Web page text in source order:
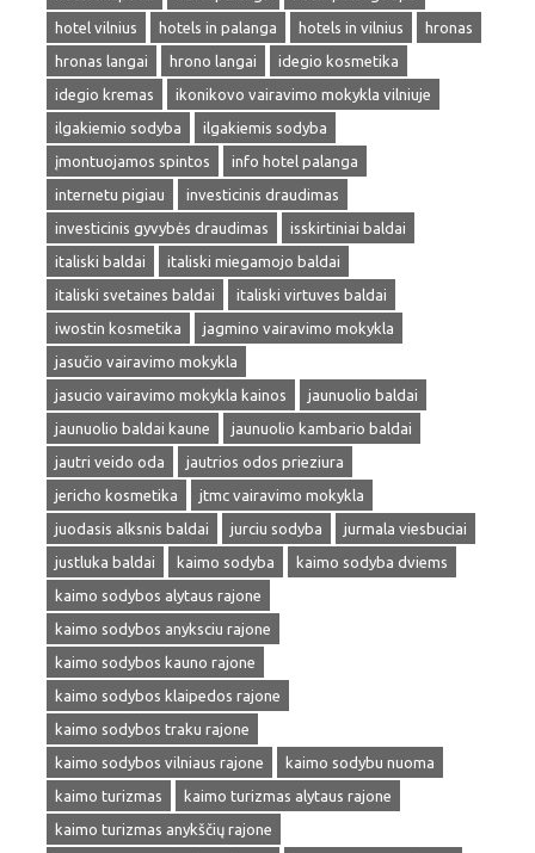
hotel vilnius
hotels in palanga hotels in vilnius
hronas
hronas langai
hrono langai
idegio kosmetika
idegio kremas
ikonikovo vairavimo mokykla vilniuje
ilgakiemio sodyba
ilgakiemis sodyba
įmontuojamos spintos
info hotel palanga
internetu pigiau
investicinis draudimas
investicinis gyvybės draudimas
isskirtiniai baldai
italiski baldai
italiski miegamojo baldai
italiski svetaines baldai
italiski virtuves baldai
iwostin kosmetika
jagmino vairavimo mokykla
jasučio vairavimo mokykla
jasucio vairavimo mokykla kainos
jaunuolio baldai
jaunuolio baldai kaune
jaunuolio kambario baldai
jautri veido oda
jautrios odos prieziura
jericho kosmetika
jtmc vairavimo mokykla
juodasis alksnis baldai
jurciu sodyba
jurmala viesbuciai
justluka baldai
kaimo sodyba
kaimo sodyba dviems
kaimo sodybos alytaus rajone
kaimo sodybos anyksciu rajone
kaimo sodybos kauno rajone
kaimo sodybos klaipedos rajone
kaimo sodybos traku rajone
kaimo sodybos vilniaus rajone
kaimo sodybu nuoma
kaimo turizmas
kaimo turizmas alytaus rajone
kaimo turizmas anykščių rajone